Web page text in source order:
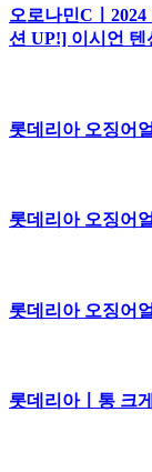
오로나민Cㅣ
션 UP!] 이시언 텐
롯데리아 오징어
롯데리아 오징어
롯데리아 오징어
롯데리아ㅣ통 크